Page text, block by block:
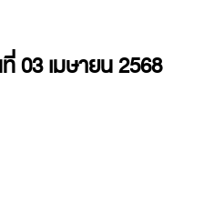
03 เมษายน 2568